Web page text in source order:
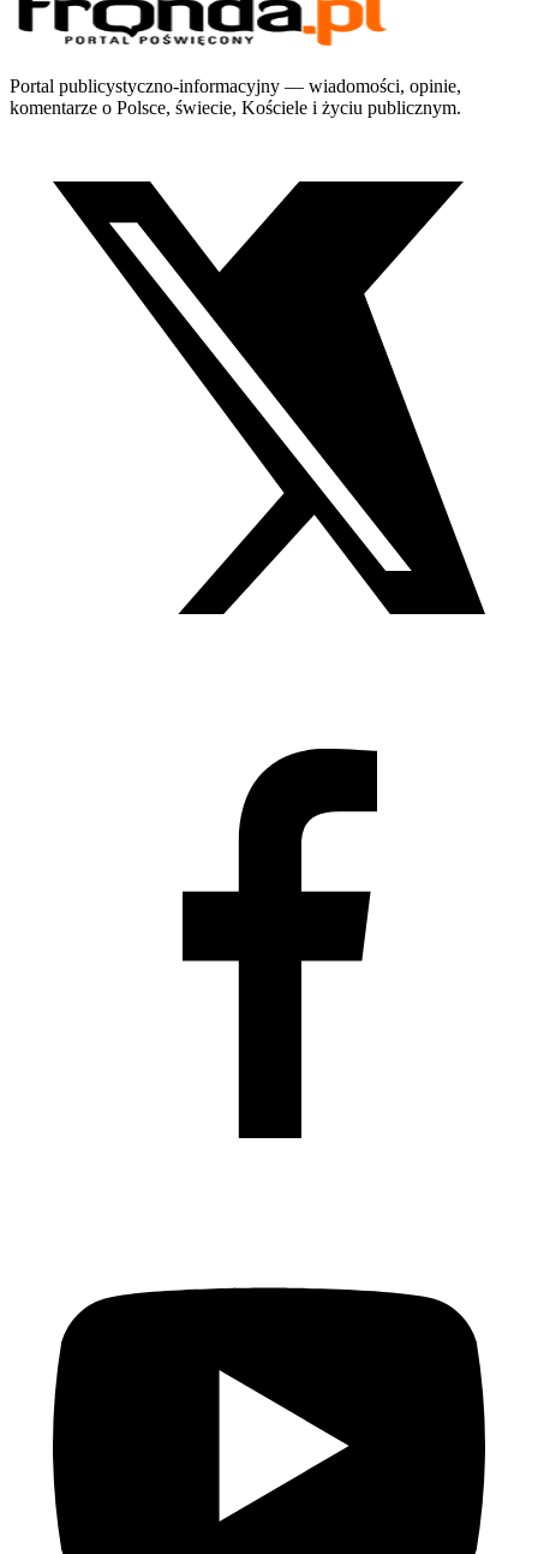
Portal publicystyczno-informacyjny — wiadomości, opinie,
komentarze o Polsce, świecie, Kościele i życiu publicznym.